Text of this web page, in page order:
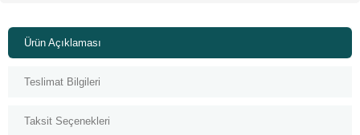
Ürün Açıklaması
Teslimat Bilgileri
Taksit Seçenekleri